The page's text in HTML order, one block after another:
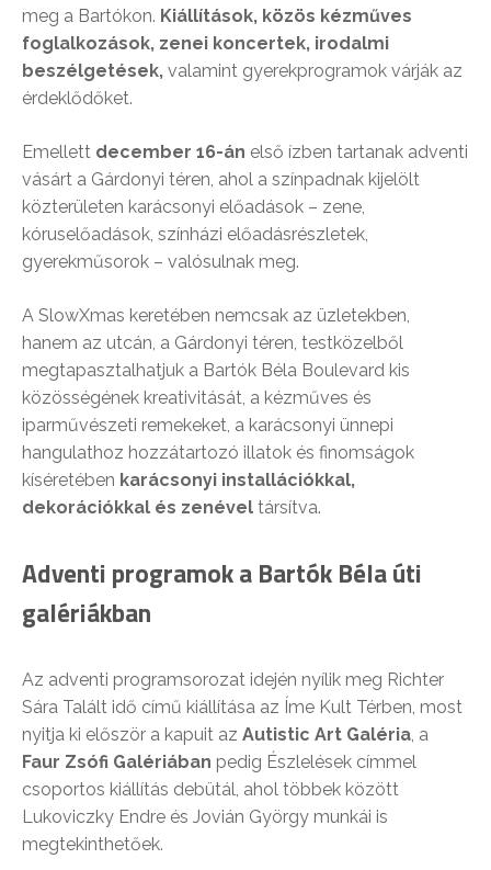
meg a Bartókon. Kiállítások, közös kézműves
foglalkozások, zenei koncertek, irodalmi
beszélgetések, valamint gyerekprogramok várják az
érdeklődőket.
Emellett december 16-án első ízben tartanak adventi
vásárt a Gárdonyi téren, ahol a színpadnak kijelölt
közterületen karácsonyi előadások – zene,
kóruselőadások, színházi előadásrészletek,
gyerekműsorok – valósulnak meg.
A SlowXmas keretében nemcsak az üzletekben,
hanem az utcán, a Gárdonyi téren, testközelből
megtapasztalhatjuk a Bartók Béla Boulevard kis
közösségének kreativitását, a kézműves és
iparművészeti remekeket, a karácsonyi ünnepi
hangulathoz hozzátartozó illatok és finomságok
kíséretében karácsonyi installációkkal,
dekorációkkal és zenével társítva.
Adventi programok a Bartók Béla úti
galériákban
Az adventi programsorozat idején nyílik meg Richter
Sára Talált idő című kiállítása az Íme Kult Térben, most
nyitja ki először a kapuit az Autistic Art Galéria , a
Faur Zsófi Galériában pedig Észlelések címmel
csoportos kiállítás debütál, ahol többek között
Lukoviczky Endre és Jovián György munkái is
megtekinthetőek.